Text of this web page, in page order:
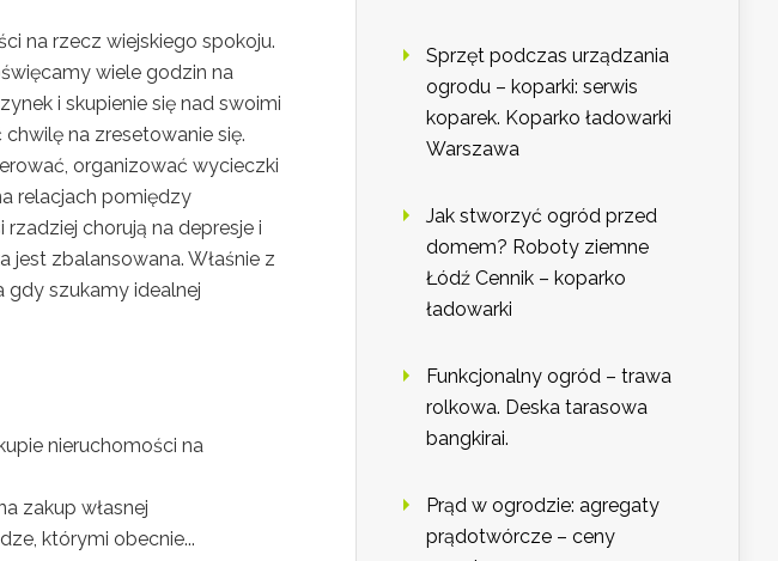
na rzecz wiejskiego spokoju.
wiele godzin na
i skupienie się nad swoimi
na zresetowanie się.
organizować wycieczki
relacjach pomiędzy
chorują na depresje i
jest zbalansowana. Właśnie z
szukamy idealnej
nieruchomości na
zakup własnej
którymi obecnie...
Sprzęt podczas urządzania
ogrodu – koparki: serwis
koparek. Koparko ładowarki
Warszawa
Jak stworzyć ogród przed
domem? Roboty ziemne
Łódź Cennik – koparko
ładowarki
Funkcjonalny ogród – trawa
rolkowa. Deska tarasowa
bangkirai.
Prąd w ogrodzie: agregaty
prądotwórcze – ceny